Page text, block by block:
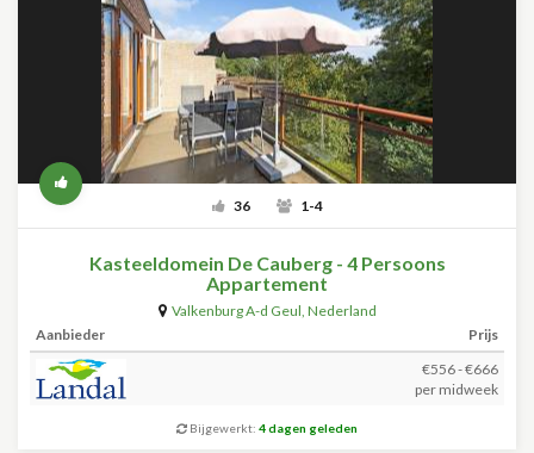
36 1-4
Kasteeldomein De Cauberg - 4 Persoons
Appartement
Valkenburg A-d Geul, Nederland
Aanbieder
Prijs
€556 - €666
per midweek
Bijgewerkt: 4 dagen geleden